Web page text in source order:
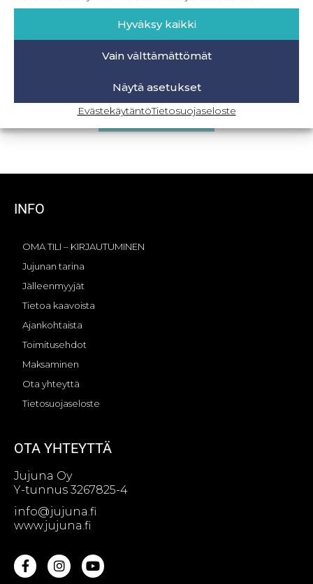
Hyväksy kaikki
Vain välttämättömät
Näytä asetukset
EvästekäytäntöTietosuojaseloste
PDF Women´s pyjama party
13,90€ Sis. ALV
Lisää ostoskoriin
INFO
OMA TILI – KIRJAUTUMINEN
Jujunan tarina
Jälleenmyyjät
Tietoa kaavoista
Ajankohtaista
Toimitusehdot
Maksaminen
Ota yhteyttä
Tietosuojaseloste
OTA YHTEYTTÄ
Jujuna Oy
Y-tunnus 3267825-4
info@jujuna.fi
www.jujuna.fi